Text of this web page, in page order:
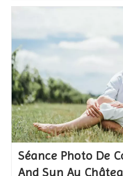
Joie
De
Séance Photo De
And Sun Au